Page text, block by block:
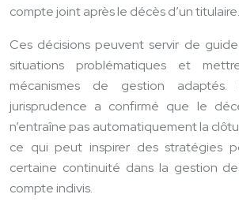
compte joint après le décès d’un titulaire.
Ces décisions peuvent servir de
situations problématiques et
mécanismes de gestion
jurisprudence a confirmé que le
n’entraîne pas automatiquement la
ce qui peut inspirer des stratégies
certaine continuité dans la gestion
compte indivis.